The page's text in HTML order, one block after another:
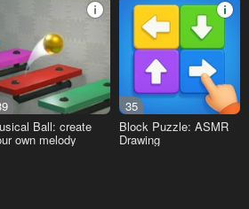
Ball: create
own melody
35
Block Puzzle: ASMR
Drawing